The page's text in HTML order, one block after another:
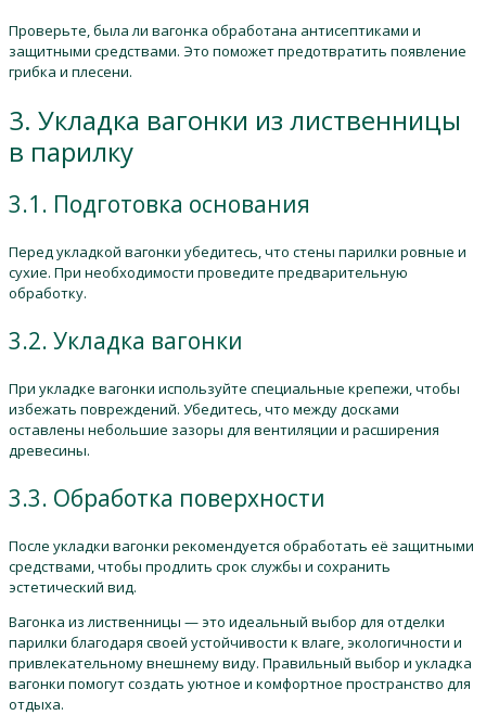
Проверьте, была ли вагонка обработана антисептиками и
защитными средствами. Это поможет предотвратить появление
грибка и плесени.
3. Укладка вагонки из лиственницы
в парилку
3.1. Подготовка основания
Перед укладкой вагонки убедитесь, что стены парилки ровные и
сухие. При необходимости проведите предварительную
обработку.
3.2. Укладка вагонки
При укладке вагонки используйте специальные крепежи, чтобы
избежать повреждений. Убедитесь, что между досками
оставлены небольшие зазоры для вентиляции и расширения
древесины.
3.3. Обработка поверхности
После укладки вагонки рекомендуется обработать её защитными
средствами, чтобы продлить срок службы и сохранить
эстетический вид.
Вагонка из лиственницы — это идеальный выбор для отделки
парилки благодаря своей устойчивости к влаге, экологичности и
привлекательному внешнему виду. Правильный выбор и укладка
вагонки помогут создать уютное и комфортное пространство для
отдыха.